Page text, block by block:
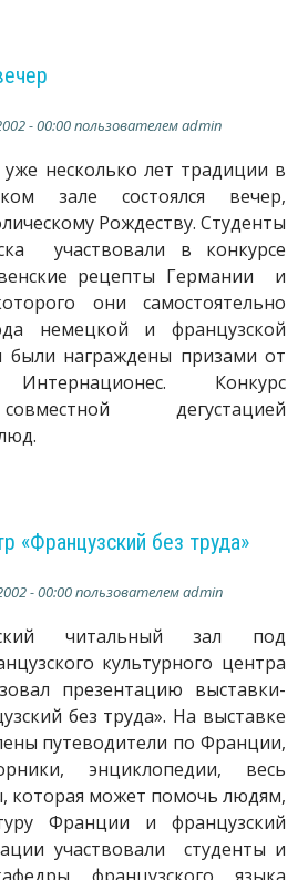
- 00:00пользователемadmin
несколько лет традиции в
зале состоялся вечер,
Рождеству. Студенты
участвовали в конкурсе
рецепты Германии и
они самостоятельно
немецкой и французской
были награждены призами от
Интернационес. Конкурс
дегустацией
«Французский без труда»
- 00:00пользователемadmin
читальный зал под
культурного центра
презентацию выставки-
без труда». На выставке
путеводители по Франции,
энциклопедии, весь
которая может помочь людям,
Франции и французский
участвовали студенты и